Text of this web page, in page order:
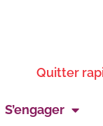
Quitter
S’engager